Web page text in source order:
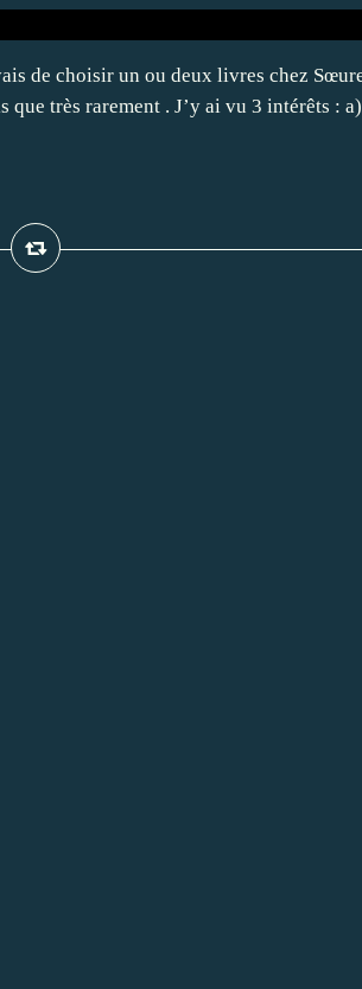
de choisir un ou deux livres chez
très rarement . J’y ai vu 3 intérêts :